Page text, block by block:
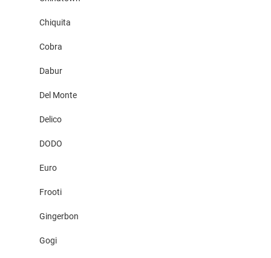
Chiquita
Cobra
Dabur
Del Monte
Delico
DODO
Euro
Frooti
Gingerbon
Gogi